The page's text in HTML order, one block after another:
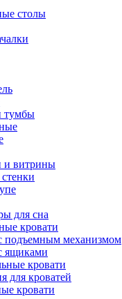
столы
тумбы
и витрины
для сна
кровати
подъемным механизмом
ящиками
кровати
для кроватей
кровати